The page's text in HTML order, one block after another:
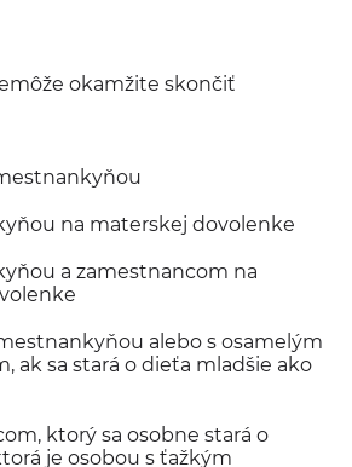
okamžite skončiť
na materskej dovolenke
a zamestnancom na
alebo s osamelým
ak sa stará o dieťa mladšie ako
ktorý sa osobne stará o
je osobou s ťažkým